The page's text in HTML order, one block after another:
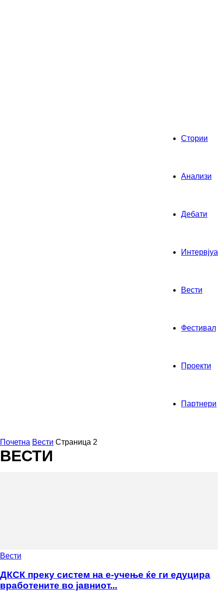
Стории
Анализи
Дебати
Интервјуа
Вести
Фестивал
Проекти
Партнери
Почетна Вести Страница 2
ВЕСТИ
Вести
ДКСК преку систем на e-учење ќе ги едуцира
вработените во јавниот...